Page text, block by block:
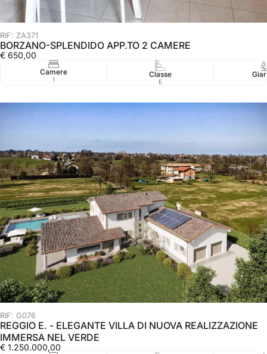
RIF: ZA371
BORZANO-SPLENDIDO APP.TO 2 CAMERE
€ 650,00
Camere
1
Classe
E
RIF: G076
REGGIO E. - ELEGANTE VILLA DI NUOVA REALIZZAZIONE
IMMERSA NEL VERDE
€ 1.250.000,00